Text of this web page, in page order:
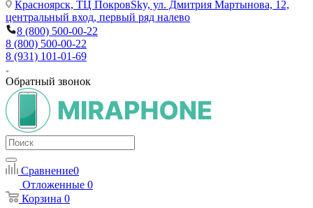
Красноярск, ТЦ ПокровSky, ул. Дмитрия Мартынова, 12,
центральный вход, первый ряд налево
8 (800) 500-00-22
8 (800) 500-00-22
8 (931) 101-01-69
Обратный звонок
Сравнение0
Отложенные 0
Корзина 0